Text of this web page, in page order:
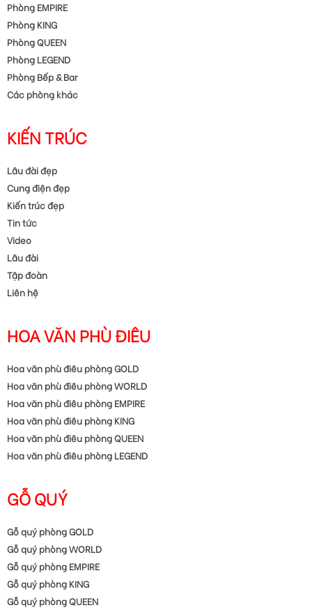
Phòng EMPIRE
Phòng KING
Phòng QUEEN
Phòng LEGEND
Phòng Bếp & Bar
Các phòng khác
KIẾN TRÚC
Lâu đài đẹp
Cung điện đẹp
Kiến trúc đẹp
Tin tức
Video
Lâu đài
Tập đoàn
Liên hệ
HOA VĂN PHÙ ĐIÊU
Hoa văn phù điêu phòng GOLD
Hoa văn phù điêu phòng WORLD
Hoa văn phù điêu phòng EMPIRE
Hoa văn phù điêu phòng KING
Hoa văn phù điêu phòng QUEEN
Hoa văn phù điêu phòng LEGEND
GỖ QUÝ
Gỗ quý phòng GOLD
Gỗ quý phòng WORLD
Gỗ quý phòng EMPIRE
Gỗ quý phòng KING
Gỗ quý phòng QUEEN